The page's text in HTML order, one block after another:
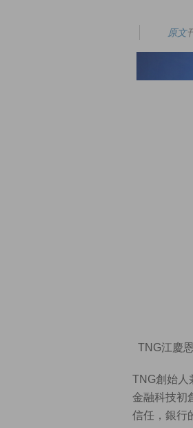
原文
TNG江慶
TNG創始人
金融科技初
信任，銀行